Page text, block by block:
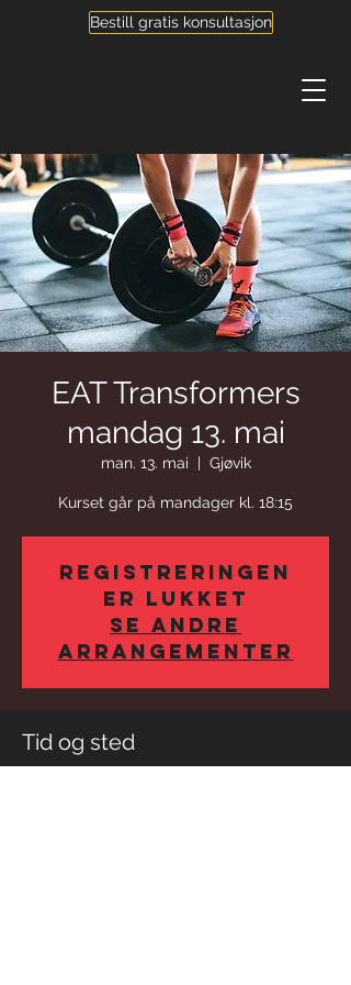
Bestill gratis konsultasjon
EAT Transformers
mandag 13. mai
man. 13. mai
  |
Gjøvik
Kurset går på mandager kl. 18:15
Registreringen
er lukket
Se andre
arrangementer
Tid og sted